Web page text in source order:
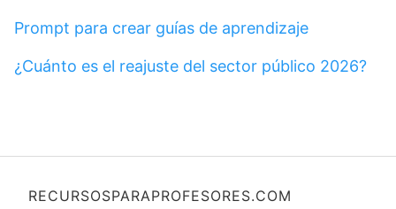
Prompt para crear guías de aprendizaje
¿Cuánto es el reajuste del sector público 2026?
RECURSOSPARAPROFESORES.COM